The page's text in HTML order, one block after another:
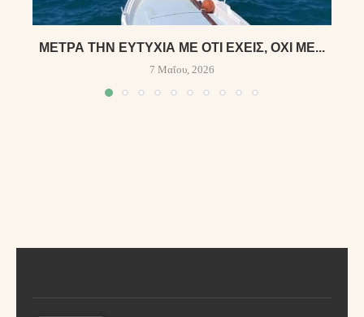
ΜΈΤΡΑ ΤΗΝ ΕΥΤΥΧΊΑ ΜΕ ΌΤΙ ΈΧΕΙΣ, ΌΧΙ ΜΕ...
7 Μαΐου, 2026